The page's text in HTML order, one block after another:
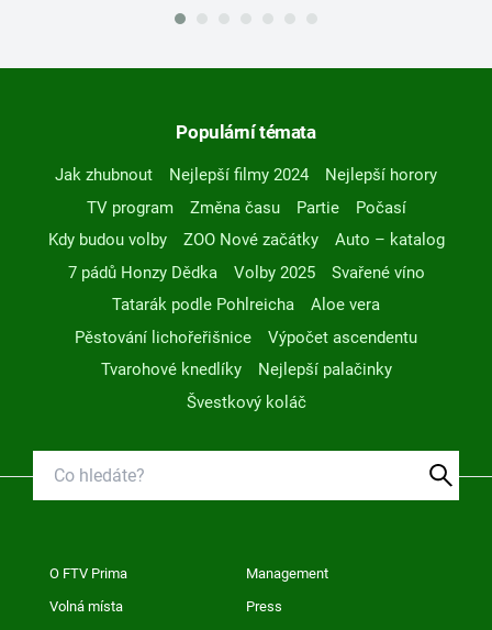
Populární témata
Jak zhubnout Nejlepší filmy 2024
Nejlepší horory
TV program
Změna času Partie
Počasí
Kdy budou volby
ZOO Nové začátky
Auto – katalog
7 pádů Honzy Dědka
Volby 2025
Svařené víno
Tatarák podle Pohlreicha
Aloe vera
Pěstování lichořeřišnice
Výpočet ascendentu
Tvarohové knedlíky
Nejlepší palačinky
Švestkový koláč
O FTV Prima Management
Volná místa Press